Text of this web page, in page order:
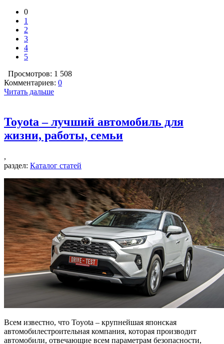
0
1
2
3
4
5
Просмотров: 1 508
Комментариев: 0
Читать дальше
Toyota – лучший автомобиль для
жизни, работы, семьи
,
раздел: Каталог статей
Всем известно, что Toyota – крупнейшая японская
автомобилестроительная компания, которая производит
автомобили, отвечающие всем параметрам безопасности,